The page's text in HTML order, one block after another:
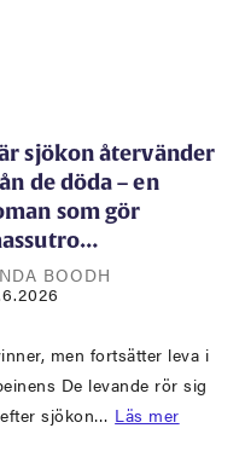
sjökon återvänder
de döda – en
som gör
BOODH
men fortsätter leva i
De levande rör sig
sjökon… Läs mer